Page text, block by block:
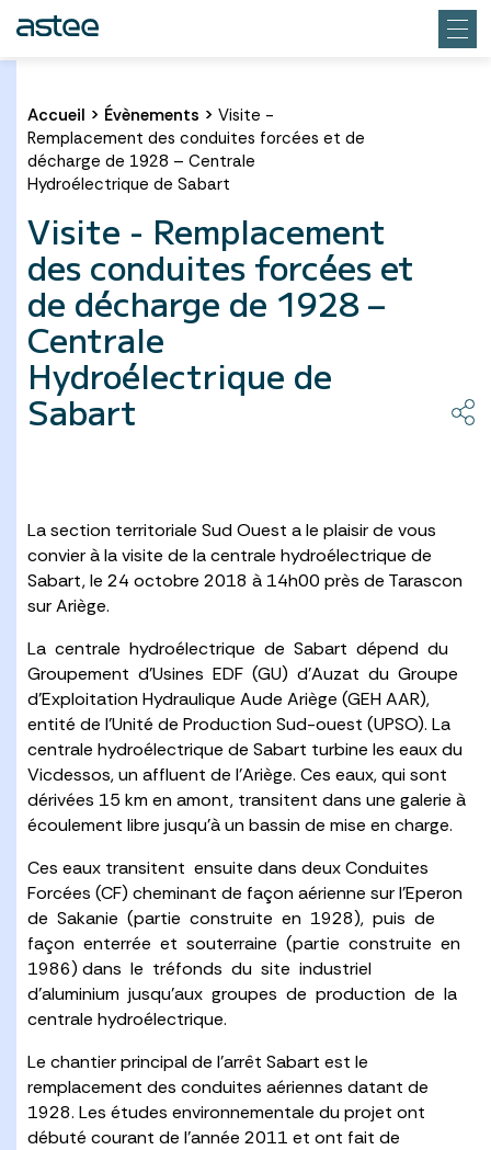
Accueil > Évènements > Visite -
Remplacement des conduites forcées et de
décharge de 1928 – Centrale
Hydroélectrique de Sabart
Visite - Remplacement
des conduites forcées et
de décharge de 1928 –
Centrale
Hydroélectrique de
Sabart
La section territoriale Sud Ouest a le plaisir de vous
convier à la visite de la centrale hydroélectrique de
Sabart, le 24 octobre 2018 à 14h00 près de Tarascon
sur Ariège.
La centrale hydroélectrique de Sabart dépend du
Groupement d’Usines EDF (GU) d’Auzat du Groupe
d’Exploitation Hydraulique Aude Ariège (GEH AAR),
entité de l’Unité de Production Sud-ouest (UPSO). La
centrale hydroélectrique de Sabart turbine les eaux du
Vicdessos, un affluent de l’Ariège. Ces eaux, qui sont
dérivées 15 km en amont, transitent dans une galerie à
écoulement libre jusqu’à un bassin de mise en charge.
Ces eaux transitent ensuite dans deux Conduites
Forcées (CF) cheminant de façon aérienne sur l’Eperon
de Sakanie (partie construite en 1928), puis de
façon enterrée et souterraine (partie construite en
1986) dans le tréfonds du site industriel
d’aluminium jusqu’aux groupes de production de la
centrale hydroélectrique.
Le chantier principal de l’arrêt Sabart est le
remplacement des conduites aériennes datant de
1928. Les études environnementale du projet ont
débuté courant de l’année 2011 et ont fait de